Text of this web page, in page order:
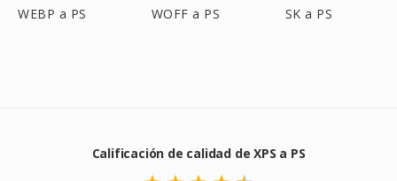
WEBP a PS WOFF a PS SK a PS
Calificación de calidad de XPS a PS